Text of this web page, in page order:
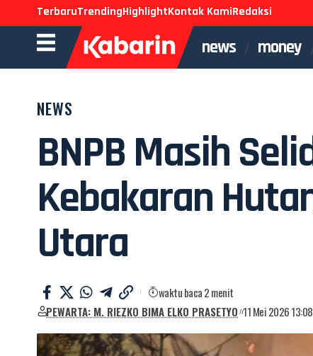
TerbaruTrendingHighlightKontak KamiRedaksi
news money
NEWS
BNPB Masih
Kebakaran
Utara
PEWARTA: M. RIEZKO BIMA ELKO PRASETYO 11 Mei 2026
waktu baca 2 menit